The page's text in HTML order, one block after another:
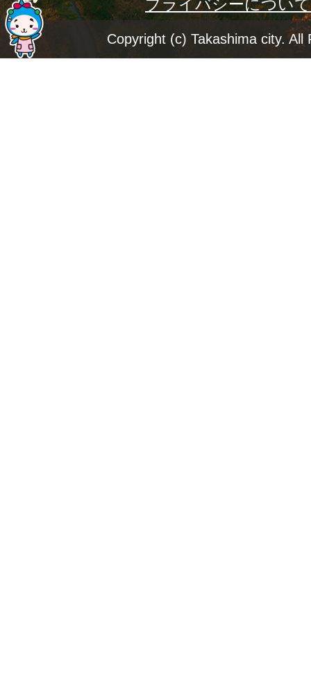
ー
ジ
プライバシーについて
Copyright (c) Takashima city. All